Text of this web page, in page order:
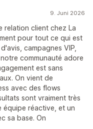
9. Juni 2026
relation client chez La
pour tout ce qui est
campagnes VIP,
communauté adore
est sans
On vient de
avec des flows
sont vraiment très
équipe réactive, et un
sa base. On